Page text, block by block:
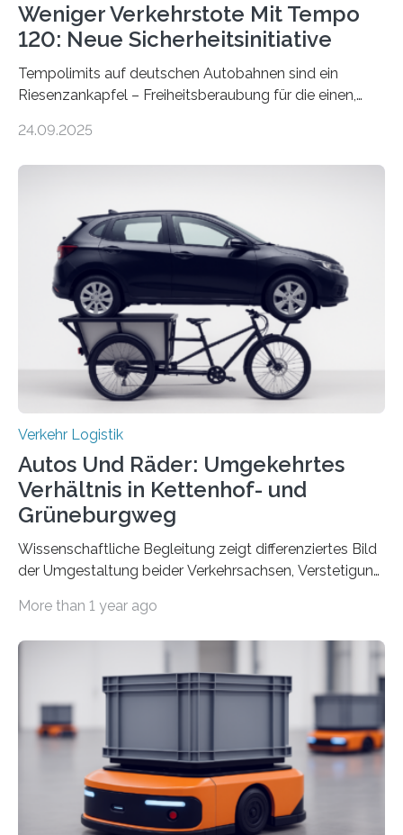
Weniger Verkehrstote Mit Tempo
120: Neue Sicherheitsinitiative
Tempolimits auf deutschen Autobahnen sind ein
Riesenzankapfel – Freiheitsberaubung für die einen,
Nach rund 50 Jahren hat eine Wissenschaftlerin der
die Zahl der Verkehrstoten sogar um 35 Prozent. Die
Studie ist in der Zeitschrift Transportation Research
Part A: Policy and Practice vom 5. August 2025 online
veröffentlicht. Die deutschen Autobahnen sind…
24.09.2025
Verkehr Logistik
Autos Und Räder: Umgekehrtes
Verhältnis in Kettenhof- und
Grüneburgweg
Wissenschaftliche Begleitung zeigt differenziertes Bild
der Umgestaltung beider Verkehrsachsen, Verstetigung
fördern sowie die Wohn- und Aufenthaltsqualität zu
an der Achse Kettenhofweg/Robert-Mayer-Straße
durch. Wie diese angenommen werden und was sie
bewirken, haben Forscher*innen der Frankfurt University
of Applied Sciences (Frankfurt UAS) untersucht und
ziehen insgesamt eine positive Bilanz. Gemeinsam mit
Vertreter*innen der Stadt Frankfurt stellten sie am 15.
Mai 2025…
More than 1 year ago